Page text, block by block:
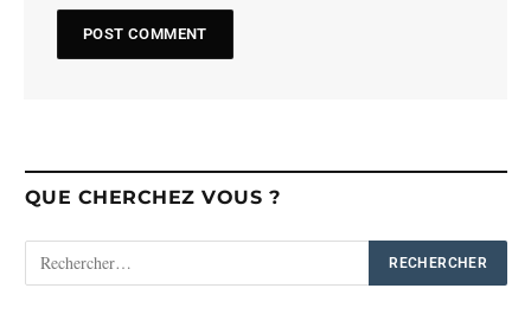
QUE CHERCHEZ VOUS ?